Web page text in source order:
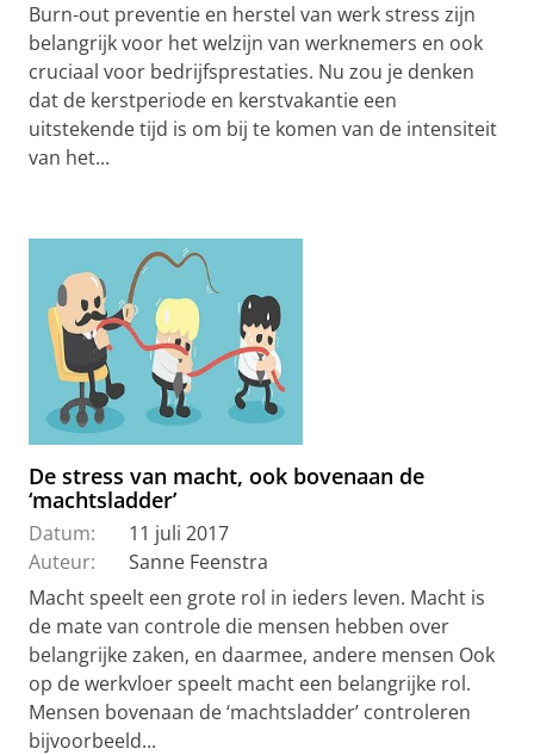
Burn-out preventie en herstel van werk stress zijn
belangrijk voor het welzijn van werknemers en ook
cruciaal voor bedrijfsprestaties. Nu zou je denken
dat de kerstperiode en kerstvakantie een
uitstekende tijd is om bij te komen van de intensiteit
van het...
De stress van macht, ook bovenaan de
‘machtsladder’
Datum:
11 juli 2017
Auteur:
Sanne Feenstra
Macht speelt een grote rol in ieders leven. Macht is
de mate van controle die mensen hebben over
belangrijke zaken, en daarmee, andere mensen Ook
op de werkvloer speelt macht een belangrijke rol.
Mensen bovenaan de ‘machtsladder’ controleren
bijvoorbeeld...